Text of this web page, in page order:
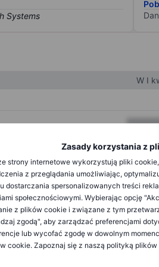
Zasady korzystania z
strony internetowe wykorzystują pliki
z przeglądania umożliwiając,
dostarczania spersonalizowanych treści
społecznościowymi. Wybierając opcję
z plików cookie i związane z tym
zgodą", aby zarządzać preferencjami
lub wycofać zgodę w dowolnym
cookie. Zapoznaj się z naszą polityką plików
W I